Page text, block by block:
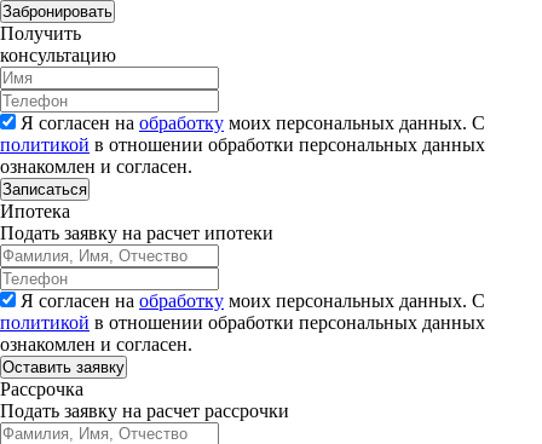
Забронировать
Получить
консультацию
Я согласен на обработку моих персональных данных. С
политикой в отношении обработки персональных данных
ознакомлен и согласен.
Записаться
Ипотека
Подать заявку на расчет ипотеки
Я согласен на обработку моих персональных данных. С
политикой в отношении обработки персональных данных
ознакомлен и согласен.
Рассрочка
Подать заявку на расчет рассрочки